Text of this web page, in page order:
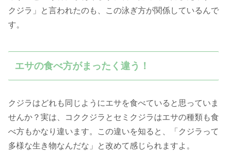
クジラ」と言われたのも、この泳ぎ方が関係しているんで
す。
エサの食べ方がまったく違う！
クジラはどれも同じようにエサを食べていると思っていま
せんか？実は、コククジラとセミクジラはエサの種類も食
べ方もかなり違います。この違いを知ると、「クジラって
多様な生き物なんだな」と改めて感じられますよ。